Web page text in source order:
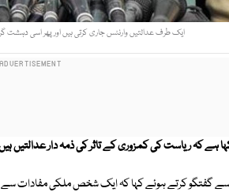
ایک طرف عدالتیں وارنٹس جاری کرتی ہیں اور پھر اسی دہشت
ہے کہ ریاست کی کمزوری کے تاثر کی ذمہ دار عدالتیں
سے گفتگو کرتے ہوئے کہا کہ ایک شخص ملکی مفادات